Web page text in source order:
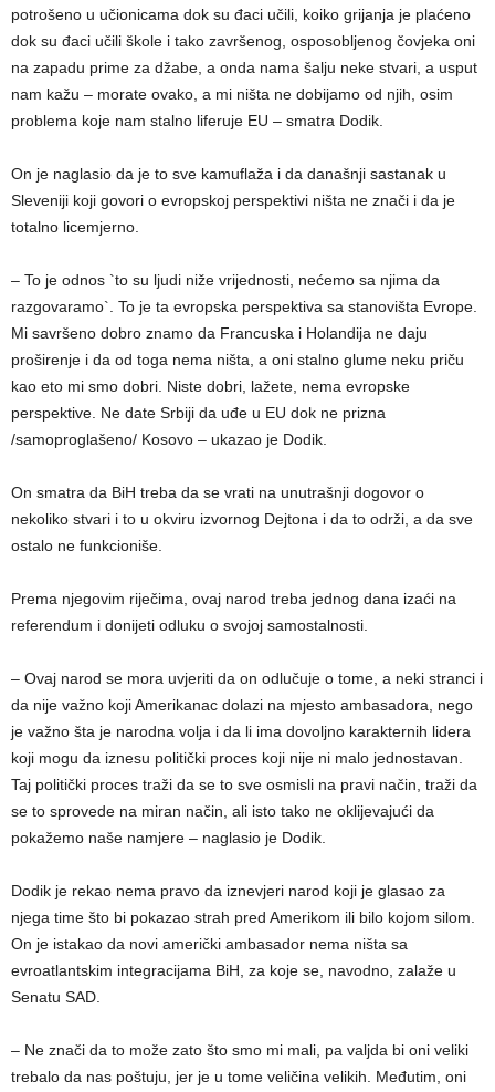
potrošeno u učionicama dok su đaci učili, koiko grijanja je plaćeno
dok su đaci učili škole i tako završenog, osposobljenog čovjeka oni
na zapadu prime za džabe, a onda nama šalju neke stvari, a usput
nam kažu – morate ovako, a mi ništa ne dobijamo od njih, osim
problema koje nam stalno liferuje EU – smatra Dodik.
On je naglasio da je to sve kamuflaža i da današnji sastanak u
Sleveniji koji govori o evropskoj perspektivi ništa ne znači i da je
totalno licemjerno.
– To je odnos `to su ljudi niže vrijednosti, nećemo sa njima da
razgovaramo`. To je ta evropska perspektiva sa stanovišta Evrope.
Mi savršeno dobro znamo da Francuska i Holandija ne daju
proširenje i da od toga nema ništa, a oni stalno glume neku priču
kao eto mi smo dobri. Niste dobri, lažete, nema evropske
perspektive. Ne date Srbiji da uđe u EU dok ne prizna
/samoproglašeno/ Kosovo – ukazao je Dodik.
On smatra da BiH treba da se vrati na unutrašnji dogovor o
nekoliko stvari i to u okviru izvornog Dejtona i da to održi, a da sve
ostalo ne funkcioniše.
Prema njegovim riječima, ovaj narod treba jednog dana izaći na
referendum i donijeti odluku o svojoj samostalnosti.
– Ovaj narod se mora uvjeriti da on odlučuje o tome, a neki stranci i
da nije važno koji Amerikanac dolazi na mjesto ambasadora, nego
je važno šta je narodna volja i da li ima dovoljno karakternih lidera
koji mogu da iznesu politički proces koji nije ni malo jednostavan.
Taj politički proces traži da se to sve osmisli na pravi način, traži da
se to sprovede na miran način, ali isto tako ne oklijevajući da
pokažemo naše namjere – naglasio je Dodik.
Dodik je rekao nema pravo da iznevjeri narod koji je glasao za
njega time što bi pokazao strah pred Amerikom ili bilo kojom silom.
On je istakao da novi američki ambasador nema ništa sa
evroatlantskim integracijama BiH, za koje se, navodno, zalaže u
Senatu SAD.
– Ne znači da to može zato što smo mi mali, pa valjda bi oni veliki
trebalo da nas poštuju, jer je u tome veličina velikih. Međutim, oni